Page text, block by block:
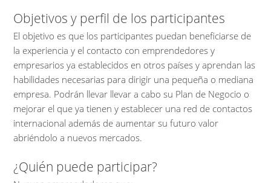
Objetivos y perfil de los participantes
El objetivo es que los participantes puedan beneficiarse de
la experiencia y el contacto con emprendedores y
empresarios ya establecidos en otros países y aprendan las
habilidades necesarias para dirigir una pequeña o mediana
empresa. Podrán llevar llevar a cabo su Plan de Negocio o
mejorar el que ya tienen y establecer una red de contactos
internacional además de aumentar su futuro valor
abriéndolo a nuevos mercados.
¿Quién puede participar?